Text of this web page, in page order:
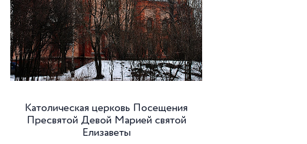
Католическая церковь Посещения
Пресвятой Девой Марией святой
Елизаветы